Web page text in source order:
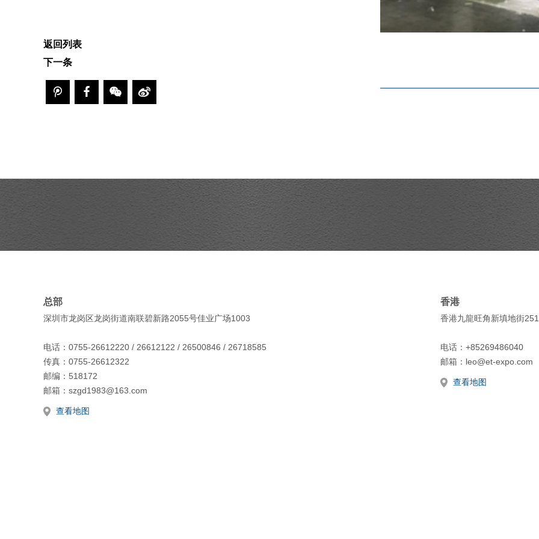
返回列表
下一条
总部
深圳市龙岗区龙岗街道南联碧新路2055号佳业广场1003
电话：0755-26612220 / 26612122 / 26500846 / 26718585
传真：0755-26612322
邮编：518172
邮箱：szgd1983@163.com
查看地图
香港
香港九龍旺角新填地街
电话：+85269486040
邮箱：leo@et-expo.com
查看地图